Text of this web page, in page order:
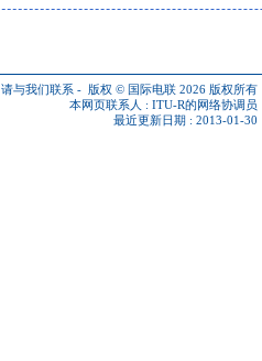
请与我们联系 - 版权 © 国际电联 2026 版权所有
本网页联系人 : ITU-R的网络协调员
最近更新日期 : 2013-01-30